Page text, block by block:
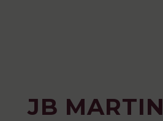
JB MARTIN